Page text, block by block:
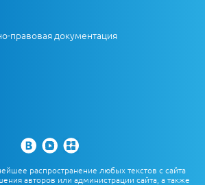
правовая документация
распространение любых текстов с сайта
авторов или администрации сайта, а также